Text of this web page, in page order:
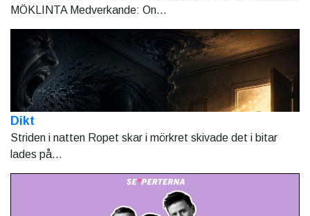
MÖKLINTA Medverkande: On...
Dikt
Striden i natten Ropet skar i mörkret skivade det i bitar
lades på...